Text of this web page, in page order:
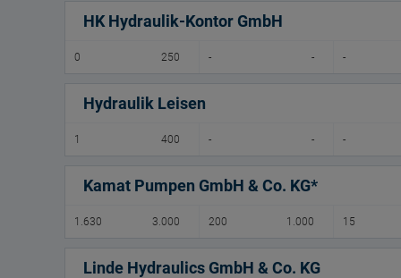
HK Hydraulik-Kontor GmbH
0 250 - - -
Hydraulik Leisen
1 400 - - -
Kamat Pumpen GmbH & Co. KG*
1.630 3.000 200 1.000 15
Linde Hydraulics GmbH & Co. KG